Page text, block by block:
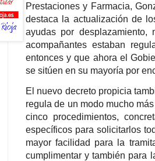
Prestaciones y Farmacia,
destaca la actualización de
ayudas por
acompañantes estaban
entonces y que ahora el
se sitúen en su mayoría por
El nuevo decreto propicia
regula de un modo mucho
cinco procedimientos,
específicos para solicitarlos
mayor facilidad para la
cumplimentar y también para